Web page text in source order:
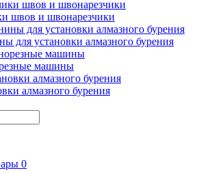
швов и швонарезчики
для установки алмазного бурения
машины
алмазного бурения
0